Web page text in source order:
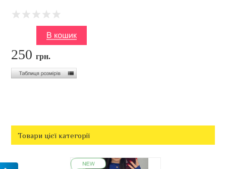
250грн.
Товари цієї категорії